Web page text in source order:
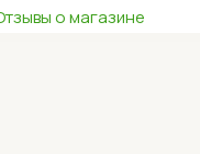
о магазине